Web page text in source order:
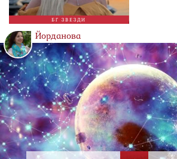
БГ ЗВЕЗДИ
Йорданова